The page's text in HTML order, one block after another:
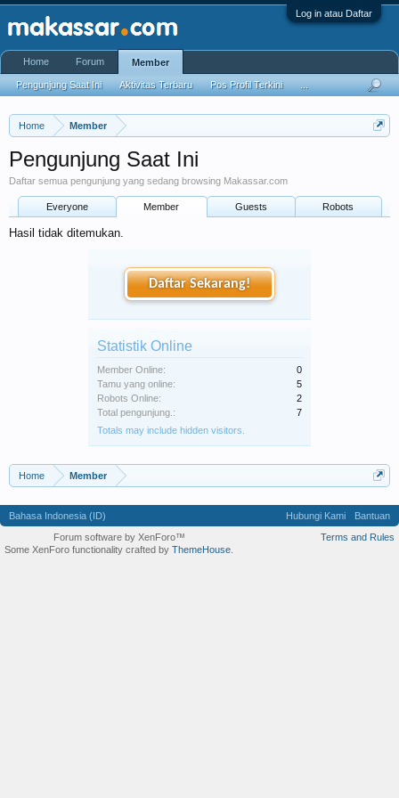
Log in atau Daftar
Home Member
Pengunjung Saat Ini
Daftar semua pengunjung yang sedang browsing Makassar.com
Everyone Member Guests Robots
Hasil tidak ditemukan.
Daftar Sekarang!
Statistik Online
Member Online:
0
Tamu yang online:
5
Robots Online:
2
Total pengunjung.:
7
Totals may include hidden visitors.
Home Member
Home Forum Member
Pengunjung Saat Ini Aktivitas Terbaru Pos Profil Terkini
Bahasa Indonesia (ID) Hubungi Kami
Bantuan
Terms and Rules
Forum software by XenForo™
Some XenForo functionality crafted by ThemeHouse